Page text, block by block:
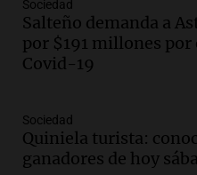
Audio.La historia
firmó Jorge
contrato de Leo
Audio.Joan
Messi hubiera
Sociedad
Salteño demanda a
por $191 millones por
Covid-19
Sociedad
Quiniela turista:
ganadores de hoy